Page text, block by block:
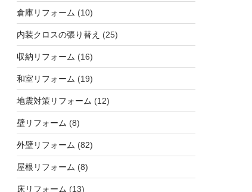
倉庫リフォーム (10)
内装クロスの張り替え (25)
収納リフォーム (16)
和室リフォーム (19)
地震対策リフォーム (12)
壁リフォーム (8)
外壁リフォーム (82)
屋根リフォーム (8)
床リフォーム (13)